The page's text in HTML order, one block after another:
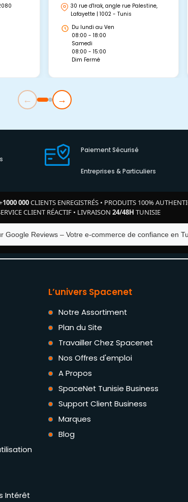
30 rue d'Irak, angle rue Palestine,
Lafayette | 1002 - Tunis
Du lundi au Ven
08:00 - 18:00
Samedi
08:00 - 15:00
Dim Fermé
← →
Paiement Sécurisé
Entreprises & Particuliers
1000 000CLIENTS ENREGISTRÉS• PRODUITS 100%
CLIENT RÉACTIF • LIVRAISON 24/48H TUNISIE
Google Reviews – Votre e-commerce de confiance en
Intérêt
L’univers Spacenet
Notre Assortiment
Plan du Site
Travailler Chez Spacenet
Nos Offres d'emploi
A Propos
SpaceNet Tunisie Business
Support Client Business
Marques
Blog